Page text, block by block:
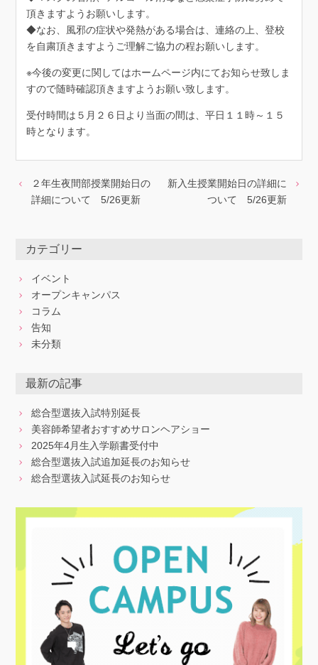
頂きますようお願いします。
◆なお、風邪の症状や発熱がある場合は、連絡の上、登校
を自粛頂きますようご理解ご協力の程お願いします。
※今後の変更に関してはホームページ内にてお知らせ致しま
すので随時確認頂きますようお願い致します。
受付時間は５月２６日より当面の間は、平日１１時～１５
時となります。
２年生夜間部授業開始日の
詳細について 5/26更新
新入生授業開始日の詳細に
ついて 5/26更新
カテゴリー
イベント
オープンキャンパス
コラム
告知
未分類
最新の記事
総合型選抜入試特別延長
美容師希望者おすすめサロンヘアショー
2025年4月生入学願書受付中
総合型選抜入試追加延長のお知らせ
総合型選抜入試延長のお知らせ